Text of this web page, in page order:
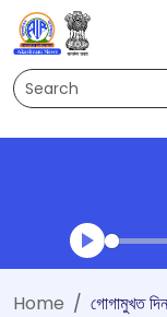
Search
Home